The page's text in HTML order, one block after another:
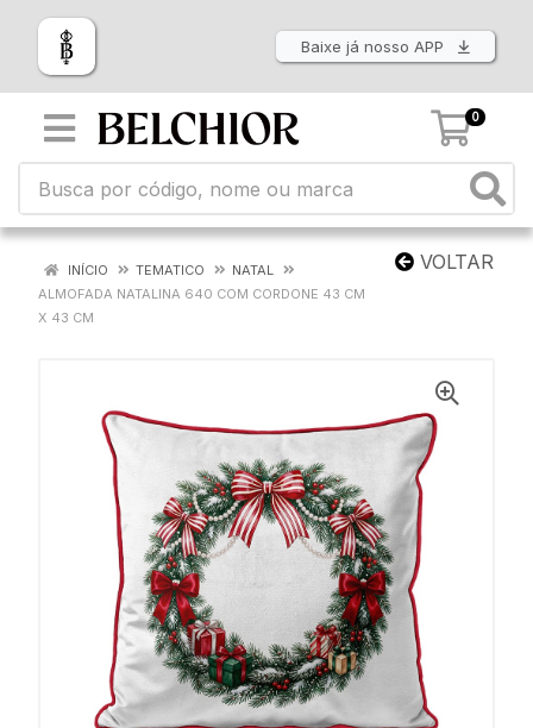
Baixe já nosso APP
0
VOLTAR
INÍCIO TEMATICO
NATAL
ALMOFADA NATALINA 640 COM CORDONE 43 CM
X 43 CM